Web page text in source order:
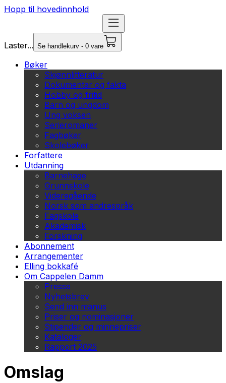
Hopp til hovedinnhold
Laster... Se handlekurv - 0 vare
Bøker
Skjønnlitteratur
Dokumentar og fakta
Hobby og fritid
Barn og ungdom
Ung voksen
Serieromaner
Fagbøker
Skolebøker
Forfattere
Utdanning
Barnehage
Grunnskole
Videregående
Norsk som andrespråk
Fagskole
Akademisk
Forskning
Abonnement
Arrangementer
Elling bokkafé
Om Cappelen Damm
Presse
Nyhetsbrev
Send inn manus
Priser og nominasjoner
Stipender og minnepriser
Kataloger
Rapport 2025
Omslag